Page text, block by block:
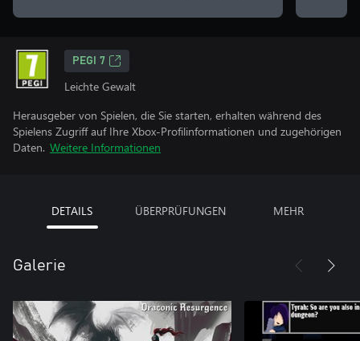
PEGI 7
Leichte Gewalt
Herausgeber von Spielen, die Sie starten, erhalten während des
Spielens Zugriff auf Ihre Xbox-Profilinformationen und zugehörigen
Daten. Weitere Informationen
DETAILS ÜBERPRÜFUNGEN MEHR
Galerie